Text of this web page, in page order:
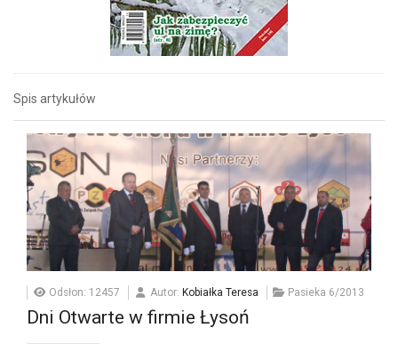
Spis artykułów
Odsłon: 12457 Autor: Kobiałka Teresa Pasieka 6/2013
Dni Otwarte w firmie Łysoń